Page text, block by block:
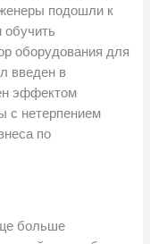
подошли к
обучить
оборудования для
введен в
эффектом
с нетерпением
по
больше